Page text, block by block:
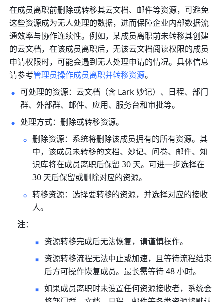
在成员离职前删除或转移其云文档、邮件等资源，可避免
这些资源成为无人处理的数据，进而保障企业内部数据流
通效率与协作连续性。例如，某成员离职前未转移其创建
的云文档，在该成员离职后，无该云文档阅读权限的成员
申请权限时，可能会遇到无人处理申请的情况。具体信息
请参考管理员操作成员离职并转移资源。
可处理的资源：云文档（含 Lark 妙记）、日程、部门
群、外部群、邮件、应用、服务台和审批等。
处理方式：删除或转移资源。
删除资源：系统将删除该成员拥有的所有资源。其
中，该成员未转移的文档、妙记、问卷、邮件、知
识库将在成员离职后保留 30 天。可进一步选择在
30 天后保留或删除对应的资源。
转移资源：选择要转移的资源，并选择对应的接收
人。
注：
资源转移完成后无法恢复，请谨慎操作。
资源转移流程无法中止或加速，且等待流程结束
后方可操作恢复成员。最长需等待 48 小时。
如果成员离职时未设置任何资源接收者，系统会